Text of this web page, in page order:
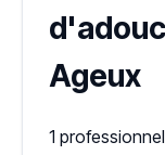
Ageux
1